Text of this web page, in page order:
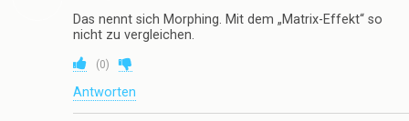
Das nennt sich Morphing. Mit dem „Matrix-Effekt“ so
nicht zu vergleichen.
(0)
Antworten